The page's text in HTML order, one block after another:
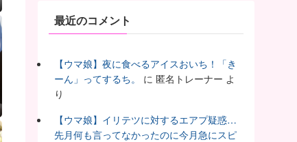
最近のコメント
【ウマ娘】夜に食べるアイスおいち！「き
ーん」ってするち。
に 匿名トレーナー よ
り
【ウマ娘】イリテツに対するエアプ疑惑…
先月何も言ってなかったのに今月急にスピ